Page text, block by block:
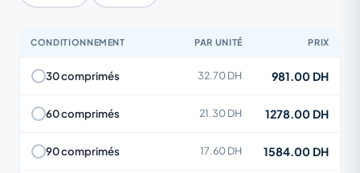
CONDITIONNEMENT PAR UNITÉ PRIX
30 comprimés 32.70 DH 981.00 DH
60 comprimés 21.30 DH 1278.00 DH
90 comprimés 17.60 DH 1584.00 DH